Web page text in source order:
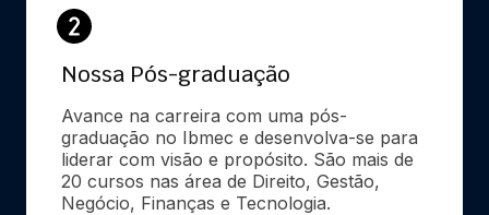
Nossa Pós-graduação
Avance na carreira com uma pós-
graduação no Ibmec e desenvolva-se para
liderar com visão e propósito. São mais de
20 cursos nas área de Direito, Gestão,
Negócio, Finanças e Tecnologia.